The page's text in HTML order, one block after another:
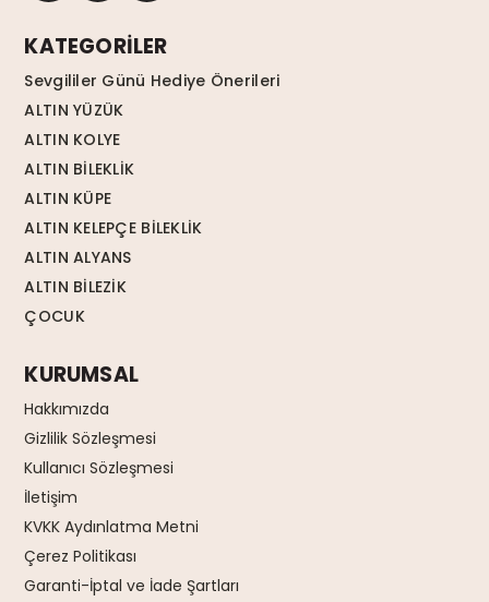
KATEGORİLER
Sevgililer Günü Hediye Önerileri
ALTIN YÜZÜK
ALTIN KOLYE
ALTIN BİLEKLİK
ALTIN KÜPE
ALTIN KELEPÇE BİLEKLİK
ALTIN ALYANS
ALTIN BİLEZİK
ÇOCUK
KURUMSAL
Hakkımızda
Gizlilik Sözleşmesi
Kullanıcı Sözleşmesi
İletişim
KVKK Aydınlatma Metni
Çerez Politikası
Garanti-İptal ve İade Şartları